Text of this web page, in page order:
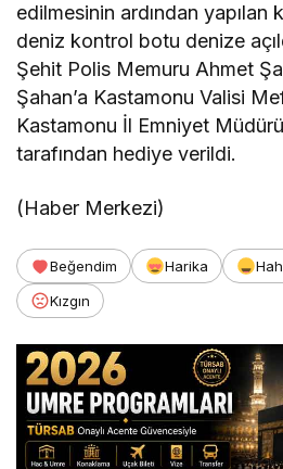
edilmesinin ardından yapılan
deniz kontrol botu denize
Şehit Polis Memuru Ahmet
Şahan’a Kastamonu Valisi
Kastamonu İl Emniyet
tarafından hediye verildi.
(Haber Merkezi)
Beğendim Harika
Kızgın